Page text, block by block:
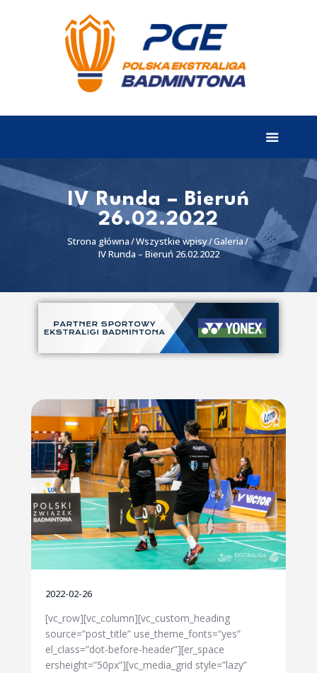
IV Runda – Bieruń
26.02.2022
Strona główna Wszystkie wpisy Galeria
IV Runda – Bieruń 26.02.2022
EKSTRALIGA
Aktualności
Tabela
Wyniki
Terminarz
Partnerzy
II liga
2022-02-26
[vc_row][vc_column][vc_custom_heading
source=”post_title” use_theme_fonts=”yes”
el_class=”dot-before-header”][er_space
ersheight=”50px”][vc_media_grid style=”lazy”